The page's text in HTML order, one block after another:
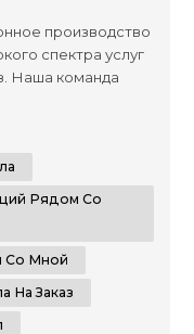
производство
спектра услуг
Наша команда
точности в
Мы стремимся к
Рядом Со
Со Мной
На Заказ